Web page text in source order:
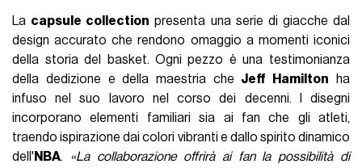
La capsule collection presenta una serie di giacche dal
design accurato che rendono omaggio a momenti iconici
della storia del basket. Ogni pezzo è una testimonianza
della dedizione e della maestria che Jeff Hamilton ha
infuso nel suo lavoro nel corso dei decenni. I disegni
incorporano elementi familiari sia ai fan che gli atleti,
traendo ispirazione dai colori vibranti e dallo spirito dinamico
dell' NBA. «La collaborazione offrirà ai fan la possibilità di